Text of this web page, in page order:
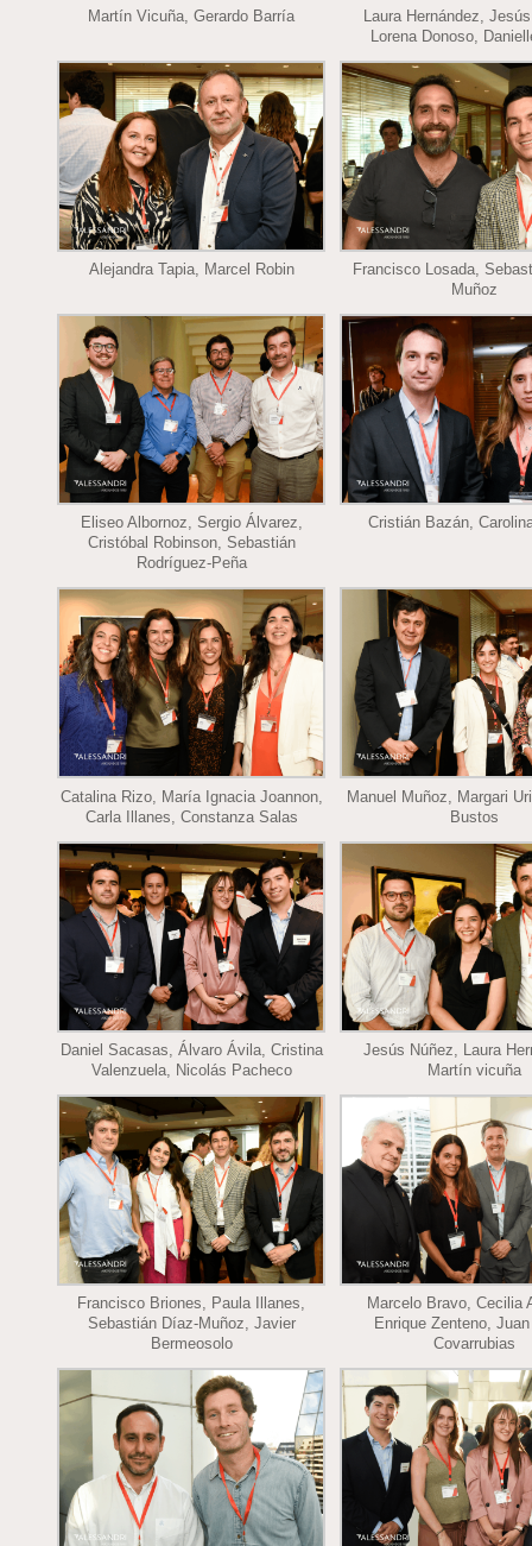
Martín Vicuña, Gerardo Barría
Laura Hernández,
Lorena Donoso,
Alejandra Tapia, Marcel Robin
Francisco Losada,
Muñoz
Eliseo Albornoz, Sergio Álvarez,
Cristóbal Robinson, Sebastián
Rodríguez-Peña
Cristián Bazán,
Catalina Rizo, María Ignacia Joannon,
Carla Illanes, Constanza Salas
Manuel Muñoz, Margari
Bustos
Daniel Sacasas, Álvaro Ávila, Cristina
Valenzuela, Nicolás Pacheco
Jesús Núñez, Laura
Martín vicuña
Francisco Briones, Paula Illanes,
Sebastián Díaz-Muñoz, Javier
Bermeosolo
Marcelo Bravo, Cecilia
Enrique Zenteno,
Covarrubias